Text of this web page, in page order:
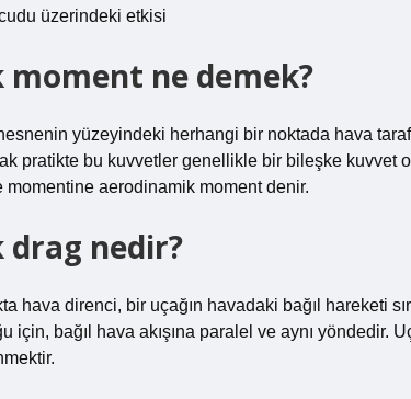
üzerindeki etkisi
ne demek?
yüzeyindeki herhangi bir noktada hava
pratikte bu kuvvetler genellikle bir bileşke kuvvet
momentine aerodinamik moment denir.
nedir?
hava direnci, bir uçağın havadaki bağıl hareketi
için, bağıl hava akışına paralel ve aynı yöndedir.